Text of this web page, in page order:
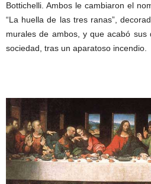
Bottichelli. Ambos le cambiaron el
“La huella de las tres ranas”,
murales de ambos, y que acabó
sociedad, tras un aparatoso incendio.